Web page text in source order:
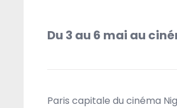
Du 3 au 6 mai au
Paris capitale du cinéma